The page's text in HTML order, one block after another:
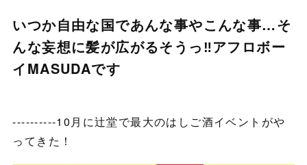
いつか自由な国であんな事やこんな事…そ
んな妄想に髪が広がるそうっ‼︎アフロボー
イMASUDAです
----------10月に辻堂で最大のはしご酒イベントがや
ってきた！